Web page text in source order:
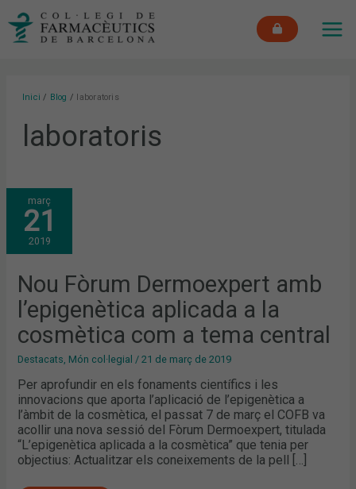
Inici Blog laboratoris
laboratoris
març
21
2019
Nou Fòrum Dermoexpert amb
l’epigenètica aplicada a la
cosmètica com a tema central
Destacats Món col·legial /21 de març de 2019
Per aprofundir en els fonaments científics i les
innovacions que aporta l’aplicació de l’epigenètica a
l’àmbit de la cosmètica, el passat 7 de març el COFB va
acollir una nova sessió del Fòrum Dermoexpert, titulada
“L’epigenètica aplicada a la cosmètica” que tenia per
objectius: Actualitzar els coneixements de la pell […]
NOU
FÒRUM
DERMOEXPERT
AMB
L’EPIGENÈTICA
APLICADA
A
COSMÈTICA
COM
A
TEMA
CENTRAL